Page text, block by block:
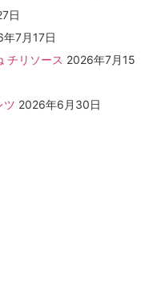
日
7月17日
チリソース 2026年7月15
ツ 2026年6月30日